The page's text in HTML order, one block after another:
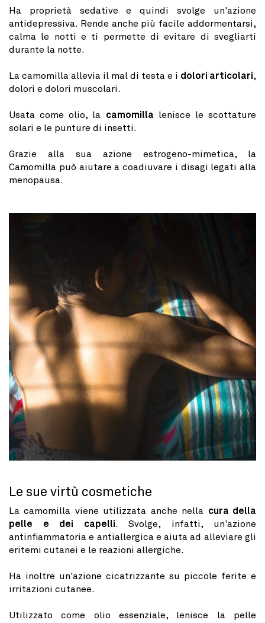
Ha proprietà sedative e quindi svolge un'azione
antidepressiva. Rende anche più facile addormentarsi,
calma le notti e ti permette di evitare di svegliarti
durante la notte.
La camomilla allevia il mal di testa e i dolori articolari,
dolori e dolori muscolari.
Usata come olio, la camomilla lenisce le scottature
solari e le punture di insetti.
Grazie alla sua azione estrogeno-mimetica, la
Camomilla può aiutare a coadiuvare i disagi legati alla
menopausa.
Le sue virtù cosmetiche
La camomilla viene utilizzata anche nella cura della
pelle e dei capelli. Svolge, infatti, un'azione
antinfiammatoria e antiallergica e aiuta ad alleviare gli
eritemi cutanei e le reazioni allergiche.
Ha inoltre un'azione cicatrizzante su piccole ferite e
irritazioni cutanee.
Utilizzato come olio essenziale, lenisce la pelle